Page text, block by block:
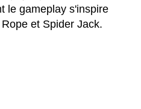
le gameplay s'inspire
et Spider Jack.